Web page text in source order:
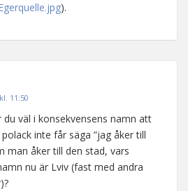
).
11:50
du väl i konsekvensens namn att
inte får säga ”jag åker till
man åker till den stad, vars
nu är Lviv (fast med andra